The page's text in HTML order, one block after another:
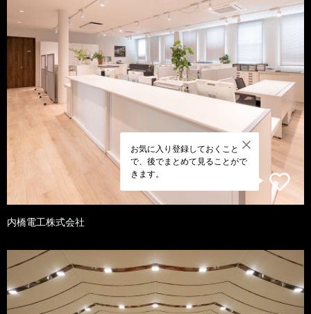
お気に入り登録しておくこと
で、後でまとめて見ることがで
きます。
内橋電工株式会社